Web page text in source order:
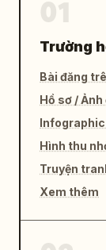
Trường
Bài đăng
Hồ sơ / Ảnh
Infographic
Hình thu
Truyện
Xem thêm